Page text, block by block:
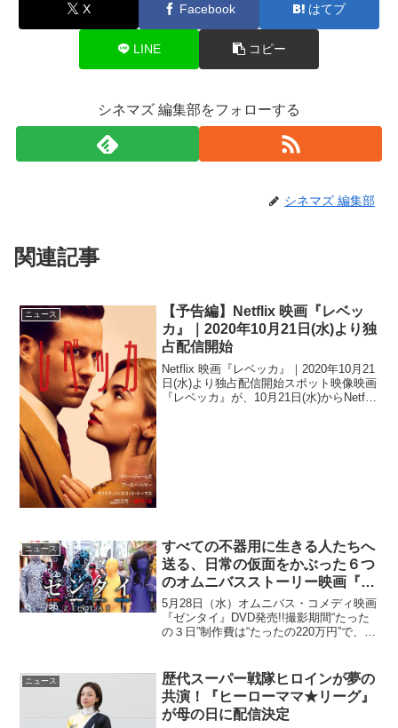
X Facebook はてブ
LINE コピー
シネマズ 編集部をフォローする
シネマズ 編集部
関連記事
ニュース
【予告編】Netflix 映画『レベッ
カ』｜2020年10月21日(水)より独
占配信開始
Netflix 映画『レベッカ』｜2020年10月21
日(水)より独占配信開始スポット映像映画
『レベッカ』が、10月21日(水)からNetflix
ニュース
すべての不器用に生きる人たちへ
送る、日常の仮面をかぶった６つ
のオムニバスストーリー映画『ゼ
ンタイ』DVDがいよいよ発売♪
5月28日（水）オムニバス・コメディ映画
『ゼンタイ』DVD発売!!撮影期間“たった
の３日”制作費は“たったの220万円”で、そ
獲得した映画『ゼンタイ』がDVDと...
ニュース
歴代スーパー戦隊ヒロインが夢の
共演！『ヒーローママ★リーグ』
が母の日に配信決定